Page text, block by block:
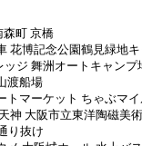
森町 京橋
花博記念公園鶴見緑地
ジ 舞洲オートキャン
渡船場
トマーケット ちゃぶマ
神 大阪市立東洋陶磁美
り抜け